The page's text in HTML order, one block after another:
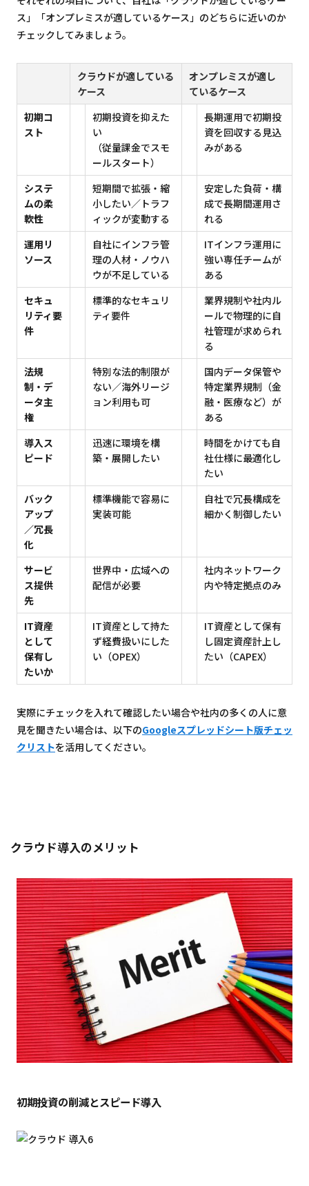
ス」「オンプレミスが適しているケース」のどちらに近いのか
チェックしてみましょう。
クラウドが適している
ケース
オンプレミスが適し
ているケース
初期コ
スト
初期投資を抑えた
い
（従量課金でスモ
ールスタート）
長期運用で初期投
資を回収する見込
みがある
システ
ムの柔
軟性
短期間で拡張・縮
小したい／トラフ
ィックが変動する
安定した負荷・構
成で長期間運用さ
れる
運用リ
ソース
自社にインフラ管
理の人材・ノウハ
ウが不足している
ITインフラ運用に
強い専任チームが
ある
セキュ
リティ要
件
標準的なセキュリ
ティ要件
業界規制や社内ル
ールで物理的に自
社管理が求められ
る
法規
制・デ
ータ主
権
特別な法的制限が
ない／海外リージ
ョン利用も可
国内データ保管や
特定業界規制（金
融・医療など）が
ある
導入ス
ピード
迅速に環境を構
築・展開したい
時間をかけても自
社仕様に最適化し
たい
バック
アップ
／冗長
化
標準機能で容易に
実装可能
自社で冗長構成を
細かく制御したい
サービ
ス提供
先
世界中・広域への
配信が必要
社内ネットワーク
内や特定拠点のみ
IT資産
として
保有し
たいか
IT資産として持た
ず経費扱いにした
い（OPEX）
IT資産として保有
し固定資産計上し
たい（CAPEX）
実際にチェックを入れて確認したい場合や社内の多くの人に意
見を聞きたい場合は、以下のGoogleスプレッドシート版チェッ
クリストを活用してください。
クラウド導入のメリット
初期投資の削減とスピード導入